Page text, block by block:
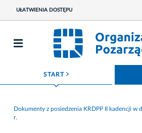
UŁATWIENIA DOSTĘPU
START ROZWIŃ MENU
Dokumenty z posiedzenia KRDPP II kadencji w
r.